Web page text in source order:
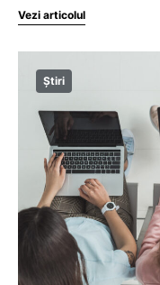
Vezi articolul
Știri